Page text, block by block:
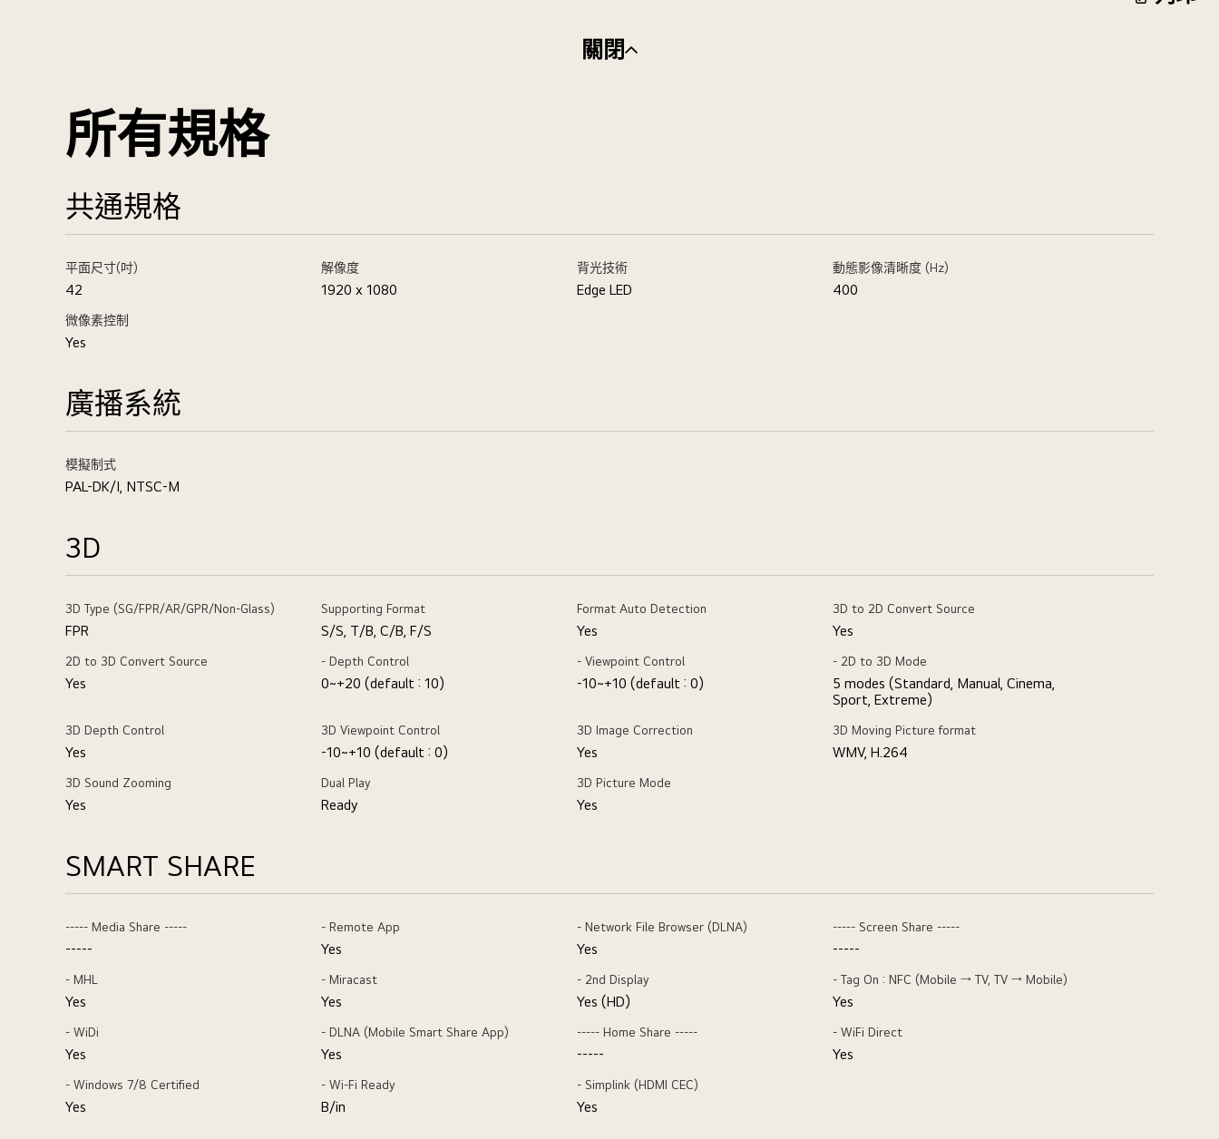
關閉
所有規格
共通規格
平面尺寸(吋)
42
解像度
1920 x 1080
背光技術
Edge LED
動態影像清晰度 (Hz)
400
微像素控制
Yes
廣播系統
模擬制式
PAL-DK/I, NTSC-M
3D
3D Type (SG/FPR/AR/GPR/Non-Glass)
FPR
Supporting Format
S/S, T/B, C/B, F/S
Format Auto Detection
Yes
3D to 2D Convert Source
Yes
2D to 3D Convert Source
Yes
- Depth Control
0~+20 (default : 10)
- Viewpoint Control
-10~+10 (default : 0)
- 2D to 3D Mode
5 modes (Standard, Manual, Cinema,
Sport, Extreme)
3D Depth Control
Yes
3D Viewpoint Control
-10~+10 (default : 0)
3D Image Correction
Yes
3D Moving Picture format
WMV, H.264
3D Sound Zooming
Yes
Dual Play
Ready
3D Picture Mode
Yes
SMART SHARE
----- Media Share -----
-----
- Remote App
Yes
- Network File Browser (DLNA)
Yes
----- Screen Share -----
-----
- MHL
Yes
- Miracast
Yes
- 2nd Display
Yes (HD)
- Tag On : NFC (Mobile → TV, TV → Mobile)
Yes
- WiDi
Yes
- DLNA (Mobile Smart Share App)
Yes
----- Home Share -----
-----
- WiFi Direct
Yes
- Windows 7/8 Certified
Yes
- Wi-Fi Ready
B/in
- Simplink (HDMI CEC)
Yes